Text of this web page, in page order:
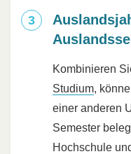
Kombinieren
Studium,
einer anderen
Semester
Hochschule